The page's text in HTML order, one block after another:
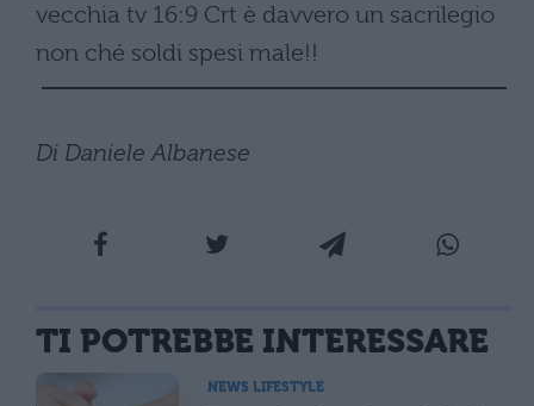
vecchia tv 16:9 Crt è davvero un sacrilegio
non ché soldi spesi male!!
Di Daniele Albanese
TI POTREBBE INTERESSARE
NEWS LIFESTYLE